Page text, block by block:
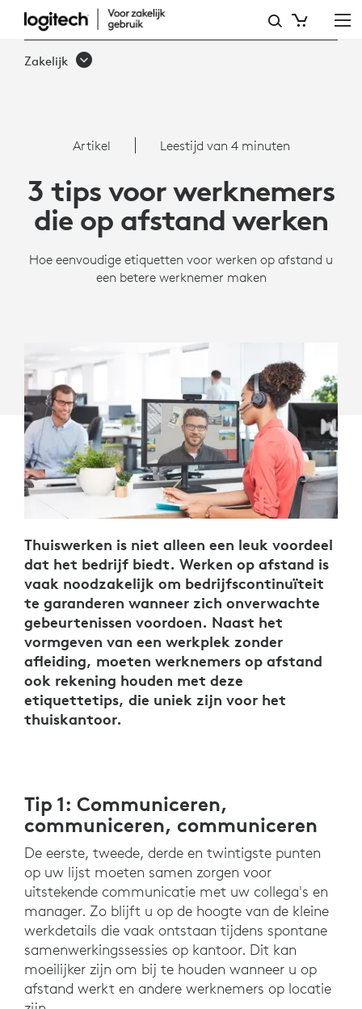
TIPS
OP
AFSTAND
WERKEN
Zakelijk
Artikel Leestijd van 4 minuten
3 tips voor werknemers
die op afstand werken
Hoe eenvoudige etiquetten voor werken op afstand u
een betere werknemer maken
Thuiswerken is niet alleen een leuk voordeel
dat het bedrijf biedt. Werken op afstand is
vaak noodzakelijk om bedrijfscontinuïteit
te garanderen wanneer zich onverwachte
gebeurtenissen voordoen. Naast het
vormgeven van een werkplek zonder
afleiding, moeten werknemers op afstand
ook rekening houden met deze
etiquettetips, die uniek zijn voor het
thuiskantoor.
Tip 1: Communiceren,
communiceren, communiceren
De eerste, tweede, derde en twintigste punten
op uw lijst moeten samen zorgen voor
uitstekende communicatie met uw collega's en
manager. Zo blijft u op de hoogte van de kleine
werkdetails die vaak ontstaan tijdens spontane
samenwerkingssessies op kantoor. Dit kan
moeilijker zijn om bij te houden wanneer u op
afstand werkt en andere werknemers op locatie